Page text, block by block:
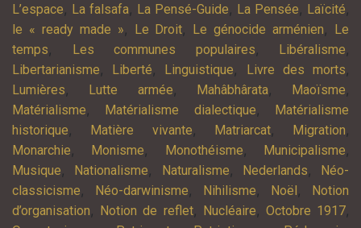
L’espace, La falsafa, La Pensé-Guide, La Pensée, Laïcité,
le « ready made », Le Droit, Le génocide arménien,
Le
temps, Les communes populaires, Libéralisme,
Libertarianisme, Liberté, Linguistique, Livre des morts,
Lumières, Lutte armée, Mahâbhârata, Maoïsme,
Matérialisme, Matérialisme dialectique,
Matérialisme
historique, Matière vivante, Matriarcat, Migration,
Monarchie, Monisme, Monothéisme, Municipalisme,
Musique, Nationalisme, Naturalisme, Nederlands,
Néo-
classicisme, Néo-darwinisme, Nihilisme, Noël ,
Notion
d’organisation, Notion de reflet, Nucléaire, Octobre 1917,